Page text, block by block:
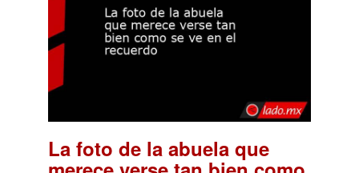
La foto de la abuela que